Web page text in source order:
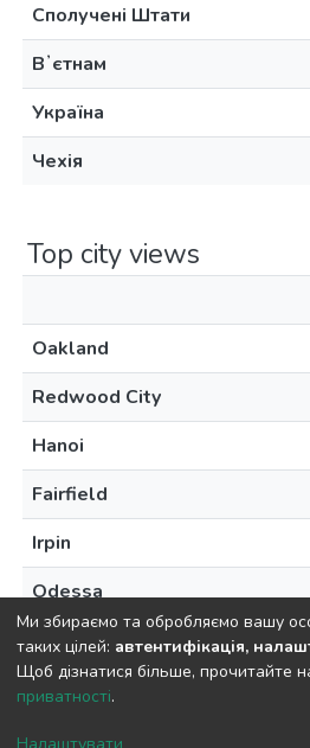
Сполучені Штати
Вʼєтнам
Україна
Чехія
Top city views
Oakland
Redwood City
Hanoi
Fairfield
Irpin
Odessa
Cookie
Ми збираємо та обробляємо вашу
таких цілей: автентифікація,
Щоб дізнатися більше, прочитайте
приватності.